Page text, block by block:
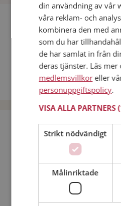
Fler singlar
Andra singlar från Kalmar
Män från Kalmar
Dejta kvinnor i Sverige
Dejta män i Sverige
Bli medlem
Min ålder:
din användning av vår
våra reklam- och
kombinera den med
som du har
de har samlat in från
deras tjänster. Läs mer
medlemsvillkoreller
personuppgiftspolicy.
VISA ALLA PARTNERS
Strikt nödvändigt
Målinriktade